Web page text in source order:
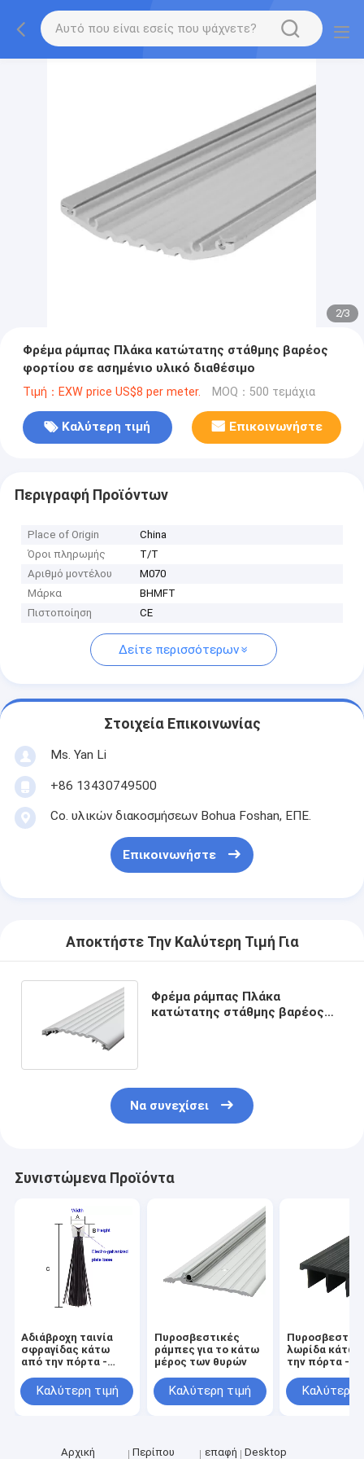
2/3
Φρέμα ράμπας Πλάκα κατώτατης στάθμης βαρέος
φορτίου σε ασημένιο υλικό διαθέσιμο
Τιμή：EXW price US$8 per meter. MOQ：500 τεμάχια
Καλύτερη τιμή Επικοινωνήστε
Περιγραφή Προϊόντων
Place of Origin
China
Όροι πληρωμής
Τ/Τ
Αριθμό μοντέλου
M070
Μάρκα
BHMFT
Πιστοποίηση
CE
Δείτε περισσότερων
Στοιχεία Επικοινωνίας
Ms. Yan Li
+86 13430749500
Co. υλικών διακοσμήσεων Bohua Foshan, ΕΠΕ.
Επικοινωνήστε
Αποκτήστε Την Καλύτερη Τιμή Για
Φρέμα ράμπας Πλάκα
κατώτατης στάθμης βαρέος
Να συνεχίσει
Συνιστώμενα Προϊόντα
Αδιάβροχη ταινία
σφραγίδας κάτω
από την πόρτα -
σφαιρίδια
Καλύτερη τιμή
Πυροσβεστικές
ράμπες για το κάτω
μέρος των θυρών
Καλύτερη τιμή
λωρίδα κάτω
την πόρτα -
λωρίδα κάτω
την πόρτα
Καλύτερη
Αρχική
Περίπου
επαφή
Desktop